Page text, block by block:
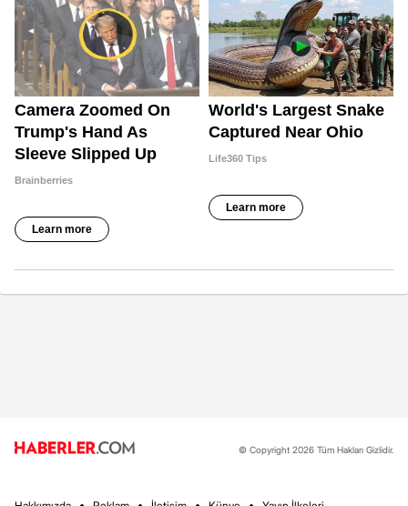
© Copyright 2026 Tüm Hakları Gizlidir.